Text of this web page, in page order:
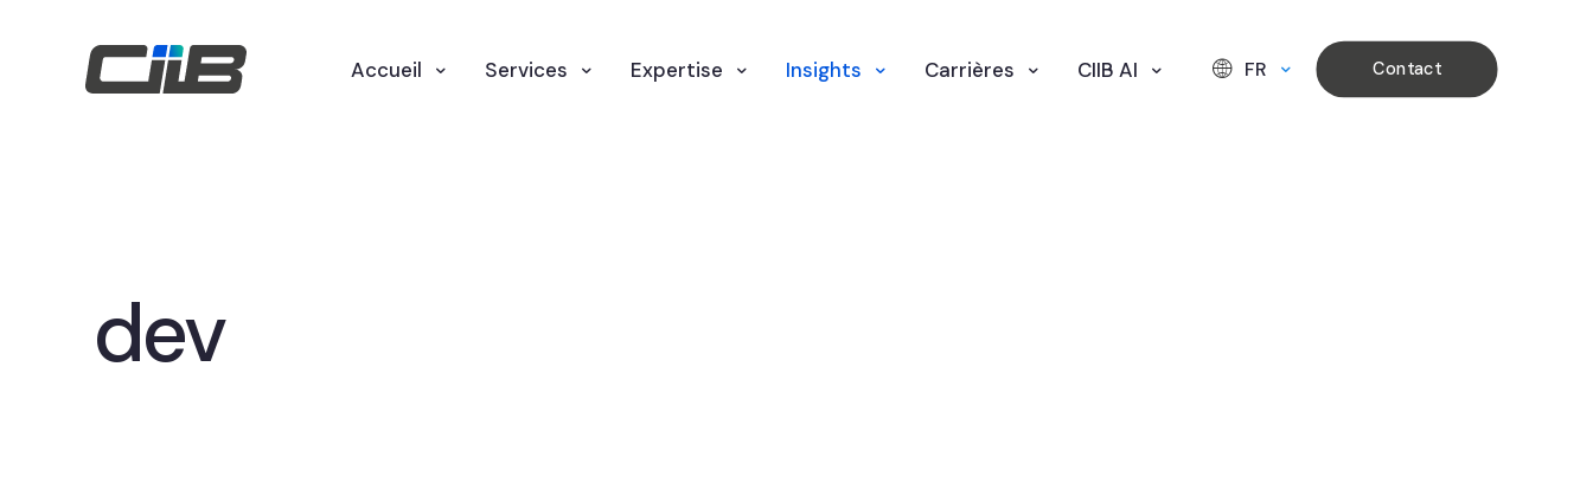
Accueil Services Expertise Insights Carrières CIIB AI FR Contact
dev